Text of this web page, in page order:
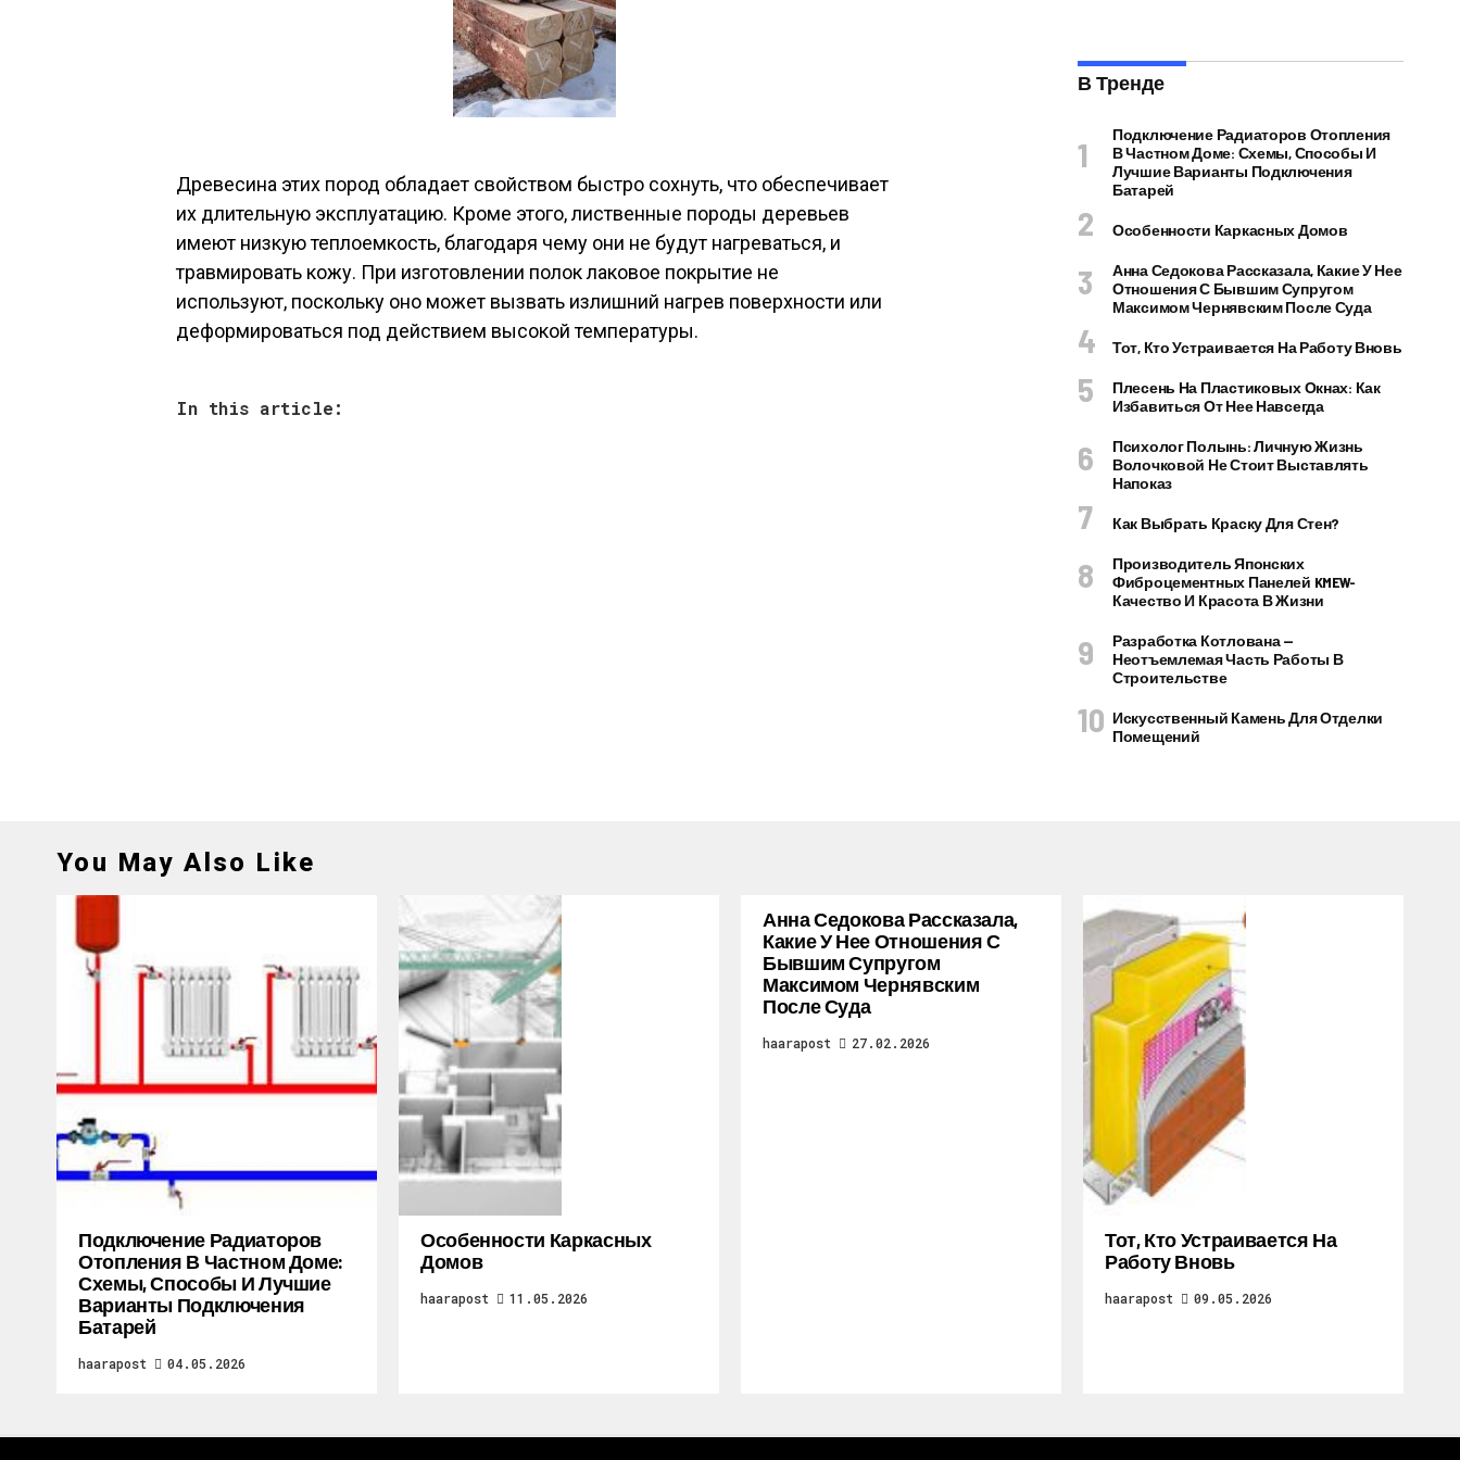
Древесина этих пород обладает свойством быстро сохнуть, что обеспечивает
их длительную эксплуатацию. Кроме этого, лиственные породы деревьев
имеют низкую теплоемкость, благодаря чему они не будут нагреваться, и
травмировать кожу. При изготовлении полок лаковое покрытие не
используют, поскольку оно может вызвать излишний нагрев поверхности или
деформироваться под действием высокой температуры.
In this article:
В Тренде
Подключение Радиаторов Отопления
В Частном Доме: Схемы, Способы И
Лучшие Варианты Подключения
Батарей
Особенности Каркасных Домов
Анна Седокова Рассказала, Какие У Нее
Отношения С Бывшим Супругом
Максимом Чернявским После Суда
Тот, Кто Устраивается На Работу Вновь
Плесень На Пластиковых Окнах: Как
Избавиться От Нее Навсегда
Психолог Полынь: Личную Жизнь
Волочковой Не Стоит Выставлять
Напоказ
Как Выбрать Краску Для Стен?
Производитель Японских
Фиброцементных Панелей KMEW-
Качество И Красота В Жизни
Разработка Котлована —
Неотъемлемая Часть Работы В
Строительстве
Искусственный Камень Для Отделки
Помещений
You May Also Like
Подключение Радиаторов
Отопления В Частном Доме:
Схемы, Способы И Лучшие
Варианты Подключения
Батарей
haarapost 04.05.2026
Особенности Каркасных
Домов
haarapost 11.05.2026
Анна Седокова Рассказала,
Какие У Нее Отношения С
Бывшим Супругом
Максимом Чернявским
После Суда
haarapost 27.02.2026
Тот, Кто Устраивается На
Работу Вновь
haarapost 09.05.2026